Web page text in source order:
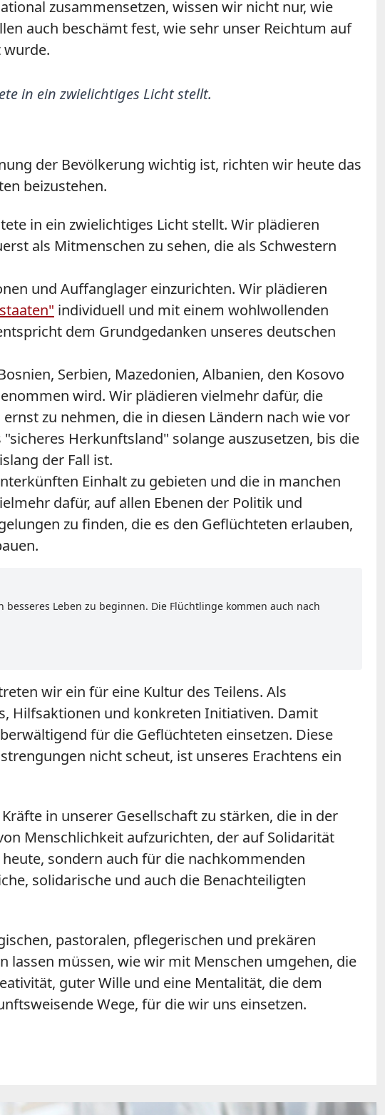
zusammensetzen, wissen wir nicht nur, wie
auch beschämt fest, wie sehr unser Reichtum auf
wurde.
in ein zwielichtiges Licht stellt.
der Bevölkerung wichtig ist, richten wir heute das
beizustehen.
in ein zwielichtiges Licht stellt. Wir plädieren
als Mitmenschen zu sehen, die als Schwestern
und Auffanglager einzurichten. Wir plädieren
individuell und mit einem wohlwollenden
dem Grundgedanken unseres deutschen
Serbien, Mazedonien, Albanien, den Kosovo
wird. Wir plädieren vielmehr dafür, die
zu nehmen, die in diesen Ländern nach wie vor
Herkunftsland" solange auszusetzen, bis die
der Fall ist.
Einhalt zu gebieten und die in manchen
dafür, auf allen Ebenen der Politik und
zu finden, die es den Geflüchteten erlauben,
Leben zu beginnen. Die Flüchtlinge kommen auch nach
wir ein für eine Kultur des Teilens. Als
Hilfsaktionen und konkreten Initiativen. Damit
für die Geflüchteten einsetzen. Diese
nicht scheut, ist unseres Erachtens ein
in unserer Gesellschaft zu stärken, die in der
Menschlichkeit aufzurichten, der auf Solidarität
sondern auch für die nachkommenden
solidarische und auch die Benachteiligten
pastoralen, pflegerischen und prekären
lassen müssen, wie wir mit Menschen umgehen, die
guter Wille und eine Mentalität, die dem
Wege, für die wir uns einsetzen.